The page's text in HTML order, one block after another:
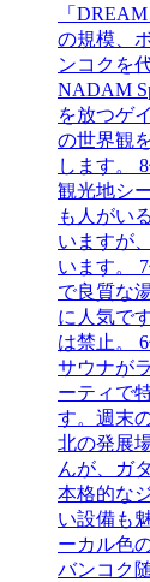
「
の規模、
ンコクを
NADAM
を放つゲ
の世界観
します。
観光地シ
も人がい
いますが
います。
で良質な
に人気で
は禁止。
サウナが
ーティで
す。週末
北の発展
んが、ガ
本格的な
い設備も
ーカル色
バンコク